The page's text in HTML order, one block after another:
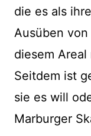
die es als
Ausüben
diesem
Seitdem ist
sie es will
Marburger